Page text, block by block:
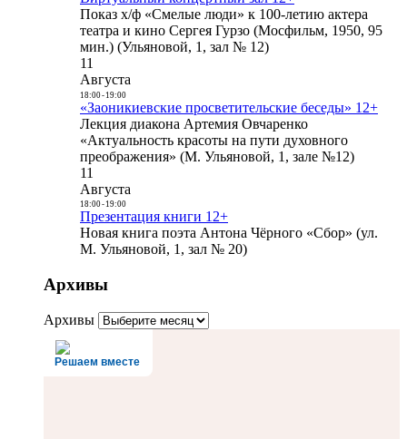
Показ х/ф «Смелые люди» к 100-летию актера
театра и кино Сергея Гурзо (Мосфильм, 1950, 95
мин.) (Ульяновой, 1, зал № 12)
11
Августа
18:00- 19:00
«Заоникиевские просветительские беседы» 12+
Лекция диакона Артемия Овчаренко
«Актуальность красоты на пути духовного
преображения» (М. Ульяновой, 1, зале №12)
11
Августа
18:00- 19:00
Презентация книги 12+
Новая книга поэта Антона Чёрного «Сбор» (ул.
М. Ульяновой, 1, зал № 20)
Архивы
Архивы
Решаем вместе